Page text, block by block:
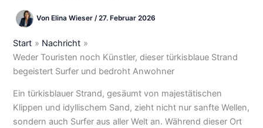
Von Elina Wieser/27. Februar 2026
Start
Nachricht
Weder Touristen noch Künstler, dieser türkisblaue Strand
begeistert Surfer und bedroht Anwohner
Ein türkisblauer Strand, gesäumt von majestätischen
Klippen und idyllischem Sand, zieht nicht nur sanfte Wellen,
sondern auch Surfer aus aller Welt an. Während dieser Ort